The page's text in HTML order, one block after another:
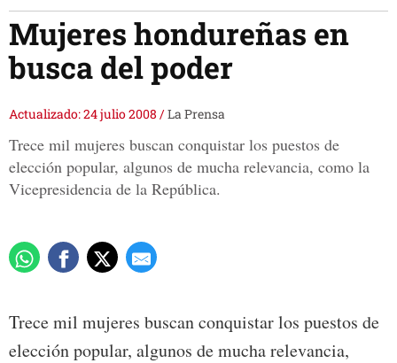
Mujeres hondureñas en
busca del poder
Actualizado: 24 julio 2008 /La Prensa
Trece mil mujeres buscan conquistar los puestos de
elección popular, algunos de mucha relevancia, como la
Vicepresidencia de la República.
Trece mil mujeres buscan conquistar los puestos de
elección popular, algunos de mucha relevancia,